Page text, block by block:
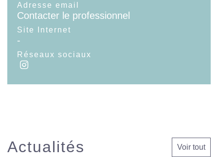
Adresse email
Contacter le professionnel
Site Internet
-
Réseaux sociaux
Actualités Voir tout